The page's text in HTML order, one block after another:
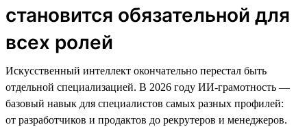
становится обязательной для
всех ролей
Искусственный интеллект окончательно перестал быть
отдельной специализацией. В 2026 году ИИ-грамотность —
базовый навык для специалистов самых разных профилей:
от разработчиков и продактов до рекрутеров и менеджеров.